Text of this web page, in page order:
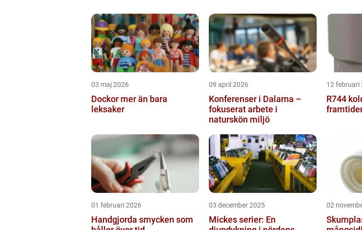
03 maj 2026
Dockor mer än bara
leksaker
09 april 2026
Konferenser i Dalarna –
fokuserat arbete i
naturskön miljö
12 februari
R744 koldioxid som
01 februari 2026
Handgjorda smycken som
03 december 2025
Mickes serier: En
02